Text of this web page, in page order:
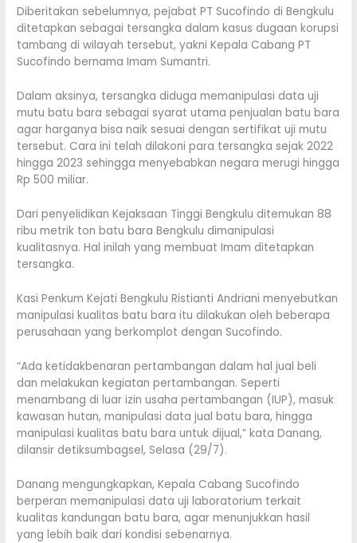
Diberitakan sebelumnya, pejabat PT Sucofindo di Bengkulu
ditetapkan sebagai tersangka dalam kasus dugaan korupsi
tambang di wilayah tersebut, yakni Kepala Cabang PT
Sucofindo bernama Imam Sumantri.
Dalam aksinya, tersangka diduga memanipulasi data uji
mutu batu bara sebagai syarat utama penjualan batu bara
agar harganya bisa naik sesuai dengan sertifikat uji mutu
tersebut. Cara ini telah dilakoni para tersangka sejak 2022
hingga 2023 sehingga menyebabkan negara merugi hingga
Rp 500 miliar.
Dari penyelidikan Kejaksaan Tinggi Bengkulu ditemukan 88
ribu metrik ton batu bara Bengkulu dimanipulasi
kualitasnya. Hal inilah yang membuat Imam ditetapkan
tersangka.
Kasi Penkum Kejati Bengkulu Ristianti Andriani menyebutkan
manipulasi kualitas batu bara itu dilakukan oleh beberapa
perusahaan yang berkomplot dengan Sucofindo.
“Ada ketidakbenaran pertambangan dalam hal jual beli
dan melakukan kegiatan pertambangan. Seperti
menambang di luar izin usaha pertambangan (IUP), masuk
kawasan hutan, manipulasi data jual batu bara, hingga
manipulasi kualitas batu bara untuk dijual,” kata Danang,
dilansir detiksumbagsel, Selasa (29/7).
Danang mengungkapkan, Kepala Cabang Sucofindo
berperan memanipulasi data uji laboratorium terkait
kualitas kandungan batu bara, agar menunjukkan hasil
yang lebih baik dari kondisi sebenarnya.